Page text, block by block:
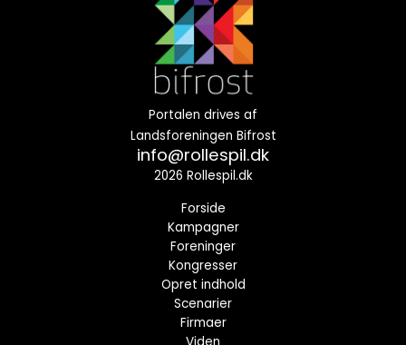
Portalen drives af
Landsforeningen Bifrost
info@rollespil.dk
2026 Rollespil.dk
Forside
Kampagner
Foreninger
Kongresser
Opret indhold
Scenarier
Firmaer